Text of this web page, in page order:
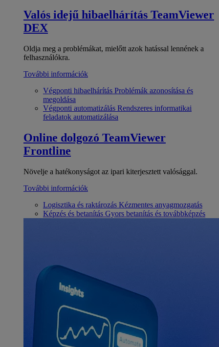
Valós idejű hibaelhárítás TeamViewer
DEX
Oldja meg a problémákat, mielőtt azok hatással lennének a
felhasználókra.
További információk
Végponti hibaelhárítás Problémák azonosítása és
megoldása
Végponti automatizálás Rendszeres informatikai
feladatok automatizálása
Online dolgozó TeamViewer
Frontline
Növelje a hatékonyságot az ipari kiterjesztett valósággal.
További információk
Logisztika és raktározás Kézmentes anyagmozgatás
Képzés és betanítás Gyors betanítás és továbbképzés